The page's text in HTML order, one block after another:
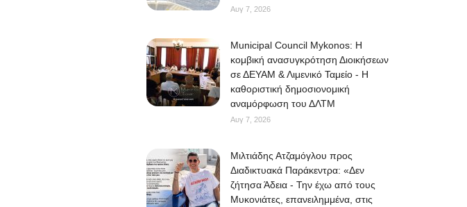
Αυγ 7, 2026
Municipal Council Mykonos: Η
κομβική ανασυγκρότηση Διοικήσεων
σε ΔΕΥΑΜ & Λιμενικό Ταμείο - Η
καθοριστική δημοσιονομική
αναμόρφωση του ΔΛΤΜ
Αυγ 7, 2026
Μιλτιάδης Ατζαμόγλου προς
Διαδικτυακά Παράκεντρα: «Δεν
ζήτησα Άδεια - Την έχω από τους
Μυκονιάτες, επανειλημμένα, στις